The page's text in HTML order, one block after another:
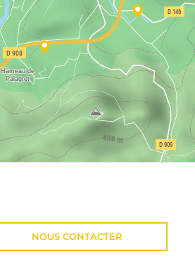
NOUS CONTACTER